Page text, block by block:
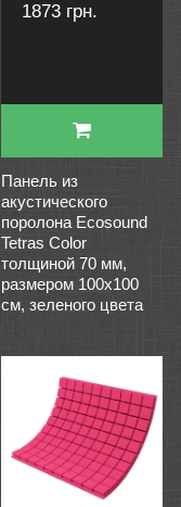
1873 грн.
Панель из
акустического
поролона Ecosound
Tetras Color
толщиной 70 мм,
размером 100х100
см, зеленого цвета